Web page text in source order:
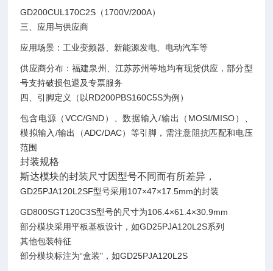
GD200CUL170C2S（1700V/200A）‌
三、应用与供应商
应用场景‌：工业变频器、新能源发电、电动汽车等‌
供应商分布‌：福建泉州、江苏苏州等地均有现货供应，部分型
号支持破损包退及专票服务‌
四、引脚定义（以RD200PBS160C5S为例）
包含电源（VCC/GND）、数据输入/输出（MOSI/MISO）、
模拟输入/输出（ADC/DAC）等引脚，需注意阻抗匹配和电压
范围‌
封装规格
斯达模块的封装尺寸因型号不同而有所差异，
GD25PJA120L2SF型号采用107×47×17.5mm的封装‌
GD800SGT120C3S型号的尺寸为106.4×61.4×30.9mm‌
部分模块采用平板基板设计，如GD25PJA120L2S系列‌
其他包装特征
部分模块标注为“盒装"，如GD25PJA120L2S‌